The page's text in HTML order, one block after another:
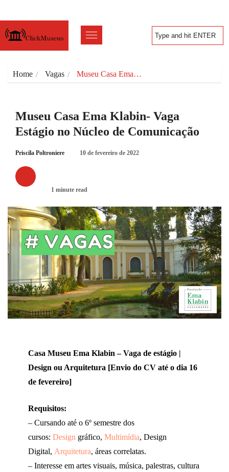
Home Vagas Museu Casa Ema…
Museu Casa Ema Klabin- Vaga
Estágio no Núcleo de Comunicação
Priscila Poltroniere 10 de fevereiro de 2022
1 minute read
Casa Museu Ema Klabin – Vaga de estágio |
Design ou Arquitetura [Envio do CV até o dia 16
de fevereiro]
Requisitos:
– Cursando até o 6º semestre dos
cursos: Design gráfico, Multimídia, Design
Digital, Arquitetura, áreas correlatas.
– Interesse em artes visuais, música, palestras, cultura